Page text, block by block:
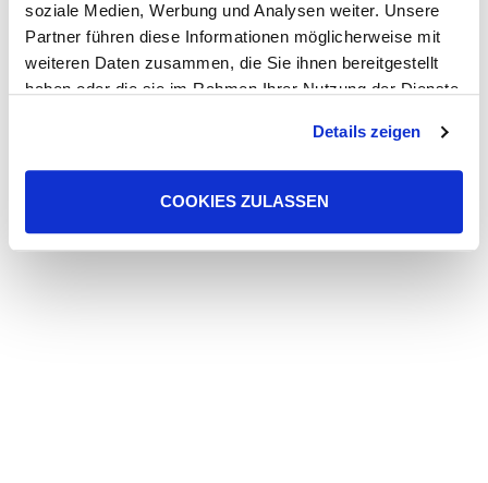
soziale Medien, Werbung und Analysen weiter. Unsere
Partner führen diese Informationen möglicherweise mit
weiteren Daten zusammen, die Sie ihnen bereitgestellt
haben oder die sie im Rahmen Ihrer Nutzung der Dienste
Cookies, wenn Sie unsere Webseite weiterhin nutzen.
Details zeigen
COOKIES ZULASSEN